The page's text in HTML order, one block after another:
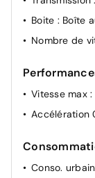
Boite : Boîte
Nombre de
Vitesse max :
Accélération
Conso.